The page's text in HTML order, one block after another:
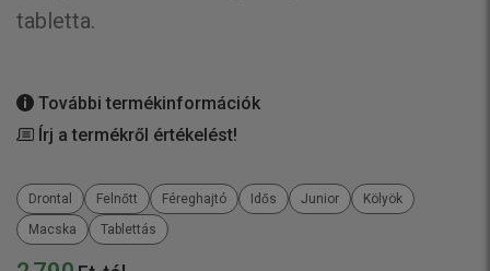
tabletta.
További termékinformációk
Írj a termékről értékelést!
Drontal Felnőtt Féreghajtó Idős Junior
Kölyök
Macska
Tablettás